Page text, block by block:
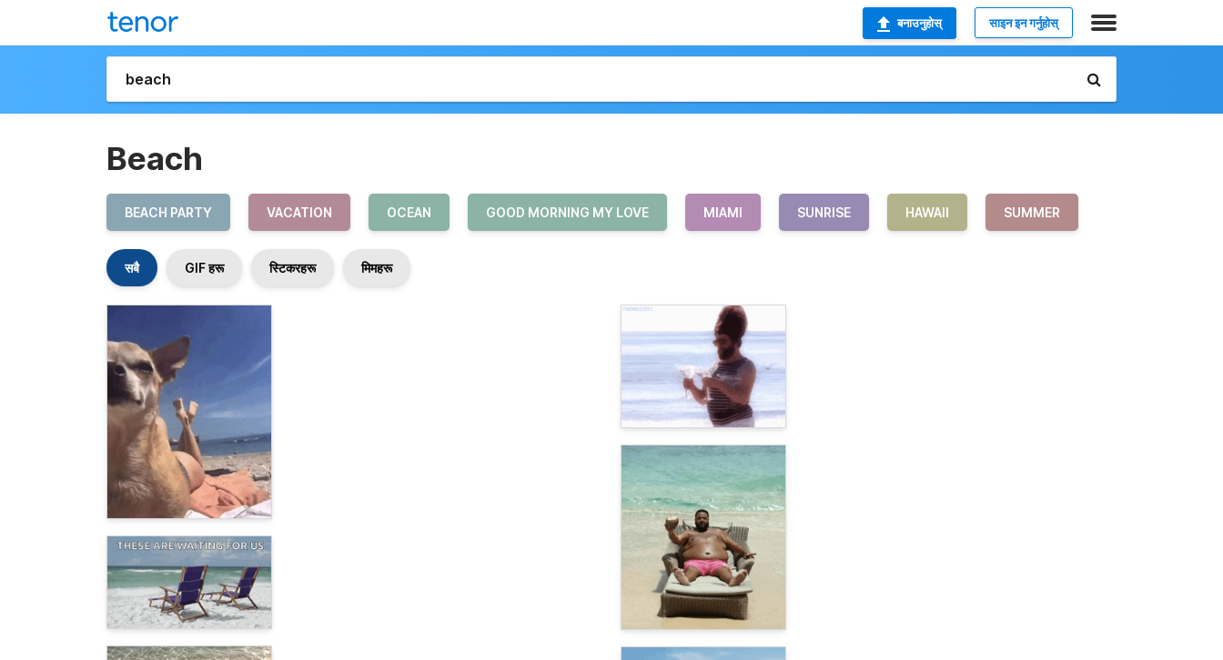
बनाउनुहोस् साइन इन गर्नुहोस्
Beach
BEACH PARTY VACATION OCEAN GOOD MORNING MY LOVE MIAMI SUNRISE HAWAII SUMMER
सबै GIF हरू स्टिकरहरू मिमहरू